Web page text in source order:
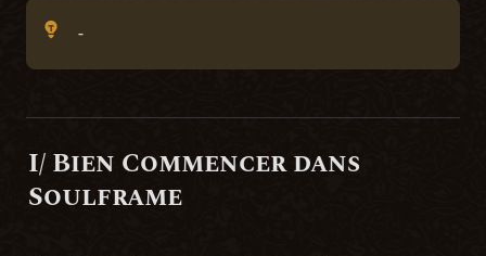
-
I/ Bien Commencer dans
Soulframe